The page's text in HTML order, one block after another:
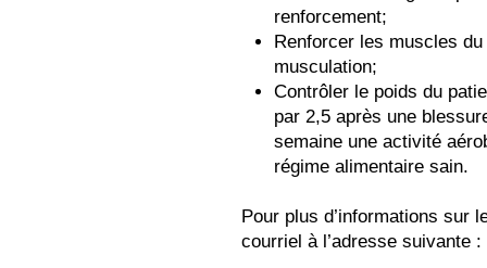
renforcement;
Renforcer les muscles
musculation;
Contrôler le poids du
par 2,5 après une
semaine une activité
régime alimentaire sain.
Pour plus d’informations sur
courriel à l’adresse suivante :